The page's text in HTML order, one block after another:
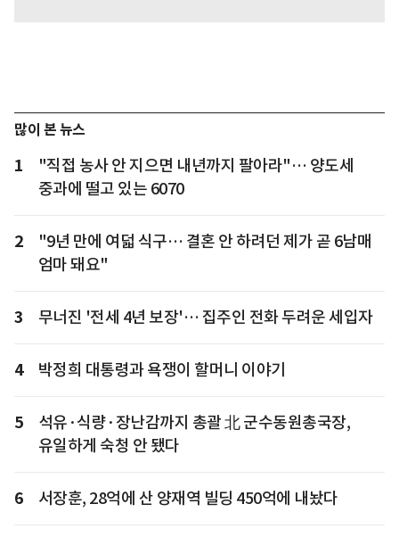
많이 본 뉴스
1
"직접 농사 안 지으면 내년까지 팔아라"… 양도세
중과에 떨고 있는 6070
2
"9년 만에 여덟 식구… 결혼 안 하려던 제가 곧 6남매
엄마 돼요"
3 무너진 '전세 4년 보장'… 집주인 전화 두려운 세입자
4 박정희 대통령과 욕쟁이 할머니 이야기
5
석유·식량·장난감까지 총괄 北 군수동원총국장,
유일하게 숙청 안 됐다
6 서장훈, 28억에 산 양재역 빌딩 450억에 내놨다